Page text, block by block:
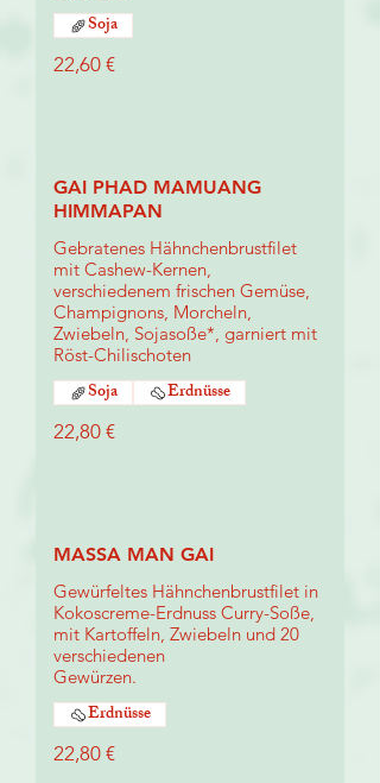
22,60 €
Soja
GAI PHAD MAMUANG
HIMMAPAN
Gebratenes Hähnchenbrustfilet
mit Cashew-Kernen,
verschiedenem frischen Gemüse,
Champignons, Morcheln,
Zwiebeln, Sojasoße*, garniert mit
Röst-Chilischoten
22,80 €
Soja Erdnüsse
MASSA MAN GAI
Gewürfeltes Hähnchenbrustfilet in
Kokoscreme-Erdnuss Curry-Soße,
mit Kartoffeln, Zwiebeln und 20
verschiedenen
Gewürzen.
22,80 €
Erdnüsse